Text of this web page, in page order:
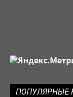
ПОПУЛЯРНЫЕ